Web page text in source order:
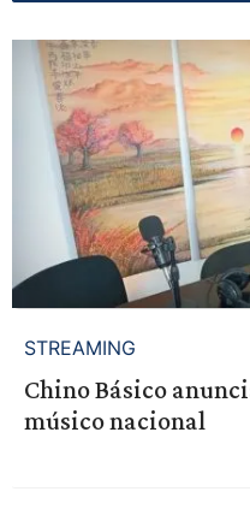
STREAMING
Chino Básico
músico nacional